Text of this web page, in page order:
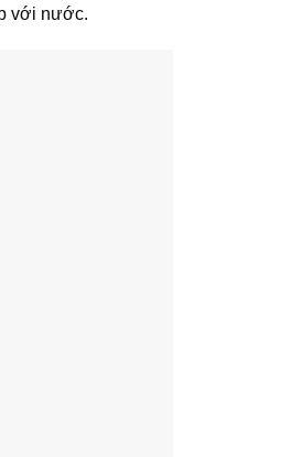
với nước.